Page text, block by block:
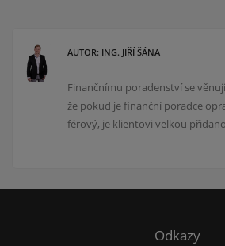
AUTOR: ING. JIŘÍ ŠÁNA
Finančnímu poradenství se
že pokud je finanční poradce
férový, je klientovi velkou
Odkazy